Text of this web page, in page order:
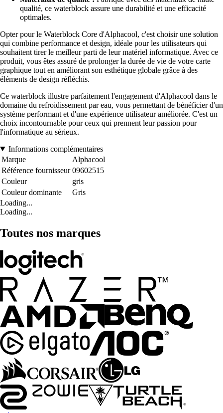
qualité, ce waterblock assure une durabilité et une efficacité
optimales.
Opter pour le Waterblock Core d'Alphacool, c'est choisir une solution
qui combine performance et design, idéale pour les utilisateurs qui
souhaitent tirer le meilleur parti de leur matériel informatique. Avec ce
produit, vous êtes assuré de prolonger la durée de vie de votre carte
graphique tout en améliorant son esthétique globale grâce à des
éléments de design réfléchis.
Ce waterblock illustre parfaitement l'engagement d'Alphacool dans le
domaine du refroidissement par eau, vous permettant de bénéficier d'un
système performant et d'une expérience utilisateur améliorée. C'est un
choix incontournable pour ceux qui prennent leur passion pour
l'informatique au sérieux.
Informations complémentaires
Marque
Alphacool
Référence fournisseur 09602515
Couleur
gris
Couleur dominante
Gris
Loading...
Loading...
Toutes nos marques